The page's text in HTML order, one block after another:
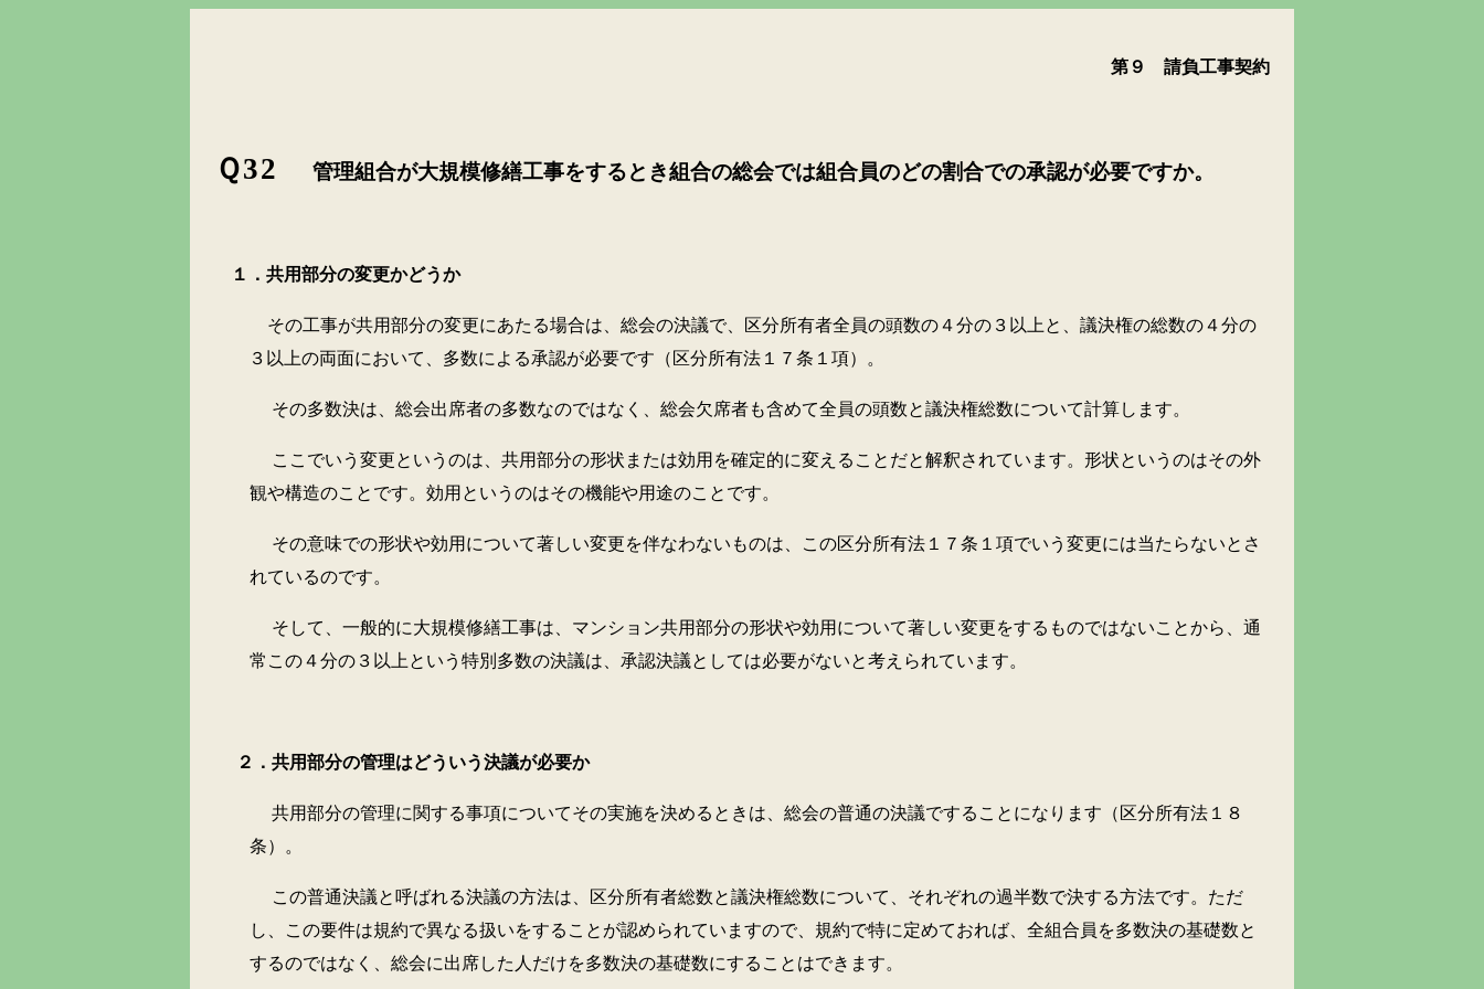
第９ 請負工事契約
Ｑ32 管理組合が大規模修繕工事をするとき組合の総会では組合員のどの割合での承認が必要ですか。
１．共用部分の変更かどうか
その工事が共用部分の変更にあたる場合は、総会の決議で、区分所有者全員の頭数の４分の３以上と、議決権の総数の４分の
３以上の両面において、多数による承認が必要です（区分所有法１７条１項）。
その多数決は、総会出席者の多数なのではなく、総会欠席者も含めて全員の頭数と議決権総数について計算します。
ここでいう変更というのは、共用部分の形状または効用を確定的に変えることだと解釈されています。形状というのはその外
観や構造のことです。効用というのはその機能や用途のことです。
その意味での形状や効用について著しい変更を伴なわないものは、この区分所有法１７条１項でいう変更には当たらないとさ
れているのです。
そして、一般的に大規模修繕工事は、マンション共用部分の形状や効用について著しい変更をするものではないことから、通
常この４分の３以上という特別多数の決議は、承認決議としては必要がないと考えられています。
２．共用部分の管理はどういう決議が必要か
共用部分の管理に関する事項についてその実施を決めるときは、総会の普通の決議ですることになります（区分所有法１８
条）。
この普通決議と呼ばれる決議の方法は、区分所有者総数と議決権総数について、それぞれの過半数で決する方法です。ただ
し、この要件は規約で異なる扱いをすることが認められていますので、規約で特に定めておれば、全組合員を多数決の基礎数と
するのではなく、総会に出席した人だけを多数決の基礎数にすることはできます。